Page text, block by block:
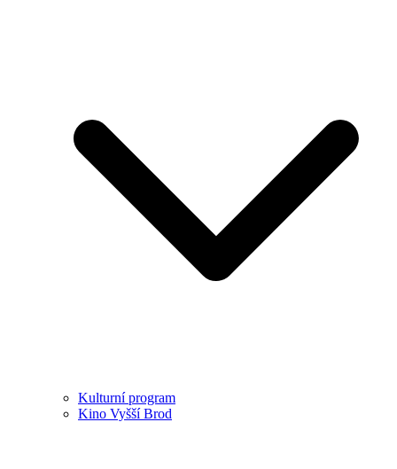
Kulturní program
Kino Vyšší Brod